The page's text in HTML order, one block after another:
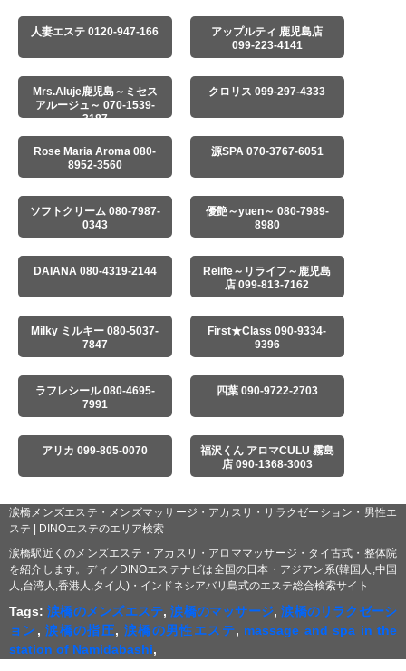
人妻エステ 0120-947-166
アップルティ 鹿児島店
099-223-4141
Mrs.Aluje鹿児島～ミセス
アルージュ～ 070-1539-
3187
クロリス 099-297-4333
Rose Maria Aroma 080-
8952-3560
源SPA 070-3767-6051
ソフトクリーム 080-7987-
0343
優艶～yuen～ 080-7989-
8980
DAIANA 080-4319-2144
Relife～リライフ～鹿児島
店 099-813-7162
Milky ミルキー 080-5037-
7847
First★Class 090-9334-
9396
ラフレシール 080-4695-
7991
四葉 090-9722-2703
アリカ 099-805-0070
福沢くん アロマCULU 霧島
店 090-1368-3003
涙橋メンズエステ・メンズマッサージ・アカスリ・リラクゼーション・男性エ
ステ | DINOエステのエリア検索
涙橋駅近くのメンズエステ・アカスリ・アロママッサージ・タイ古式・整体院
を紹介します。ディノDINOエステナビは全国の日本・アジアン系(韓国人,中国
人,台湾人,香港人,タイ人)・インドネシアバリ島式のエステ総合検索サイト
Tags:涙橋のメンズエステ,涙橋のマッサージ,涙橋のリラクゼーシ
ョン,涙橋の指圧, 涙橋の男性エステ, massage and spa in the
station of Namidabashi,